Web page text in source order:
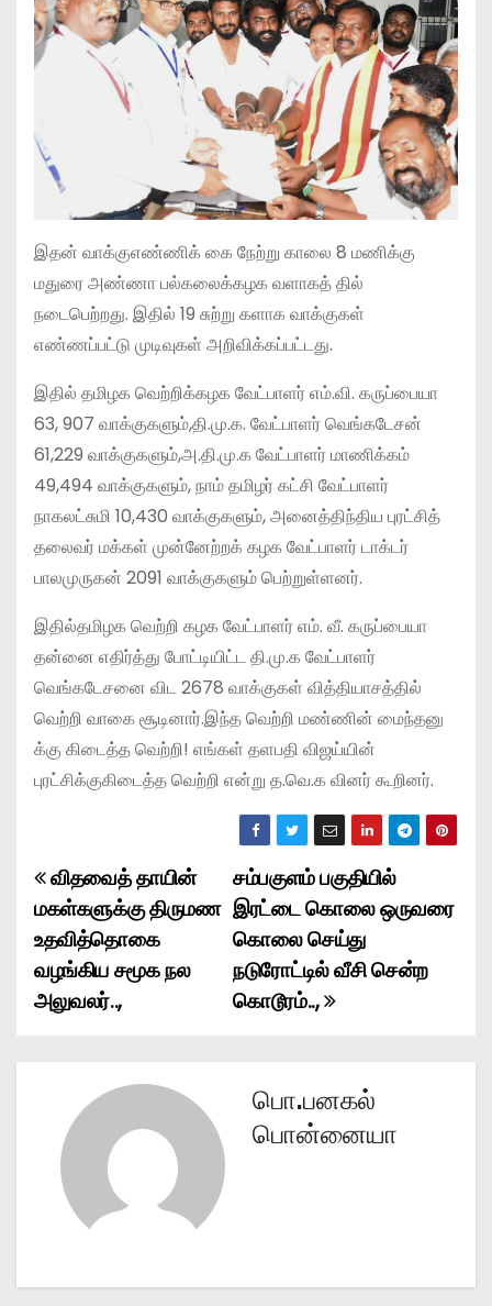
இதன் வாக்குஎண்ணிக் கை நேற்று காலை 8 மணிக்கு
மதுரை அண்ணா பல்கலைக்கழக வளாகத் தில்
நடைபெற்றது. இதில் 19 சுற்று களாக வாக்குகள்
எண்ணப்பட்டு முடிவுகள் அறிவிக்கப்பட்டது.
இதில் தமிழக வெற்றிக்கழக வேட்பாளர் எம்.வி. கருப்பையா
63, 907 வாக்குகளும்,தி.மு.க. வேட்பாளர் வெங்கடேசன்
61,229 வாக்குகளும்,அ.தி.மு.க வேட்பாளர் மாணிக்கம்
49,494 வாக்குகளும், நாம் தமிழர் கட்சி வேட்பாளர்
நாகலட்சுமி 10,430 வாக்குகளும், அனைத்திந்திய புரட்சித்
தலைவர் மக்கள் முன்னேற்றக் கழக வேட்பாளர் டாக்டர்
பாலமுருகன் 2091 வாக்குகளும் பெற்றுள்ளனர்.
இதில்தமிழக வெற்றி கழக வேட்பாளர் எம். வீ. கருப்பையா
தன்னை எதிர்த்து போட்டியிட்ட தி.மு.க வேட்பாளர்
வெங்கடேசனை விட 2678 வாக்குகள் வித்தியாசத்தில்
வெற்றி வாகை சூடினார்.இந்த வெற்றி மண்ணின் மைந்தனு
க்கு கிடைத்த வெற்றி! எங்கள் தளபதி விஜய்யின்
புரட்சிக்குகிடைத்த வெற்றி என்று த.வெ.க வினர் கூறினர்.
P
o
s
n
சம்பகுளம் பகுதியில்
இரட்டை கொலை ஒருவரை
கொலை செய்து
நடுரோட்டில் வீசி சென்ற
கொடூரம்..,
விதவைத் தாயின்
மகள்களுக்கு திருமண
உதவித்தொகை
வழங்கிய சமூக நல
அலுவலர்..,
பொ.பனகல்
பொன்னையா